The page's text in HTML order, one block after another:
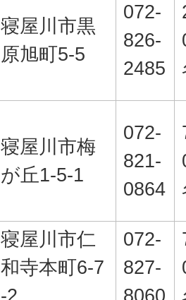
寝屋川市黒
原旭町5-5
072-
826-
2485
寝屋川市梅
が丘1-5-1
072-
821-
0864
寝屋川市仁
和寺本町6-7
-2
072-
827-
8060